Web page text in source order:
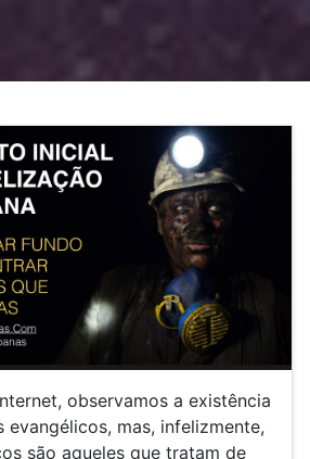
observamos a existência
evangélicos, mas, infelizmente,
são aqueles que tratam de